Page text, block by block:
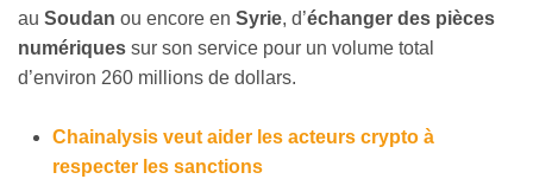
au Soudan ou encore en Syrie, d’échanger des pièces
numériques sur son service pour un volume total
d’environ 260 millions de dollars.
Chainalysis veut aider les acteurs crypto à
respecter les sanctions